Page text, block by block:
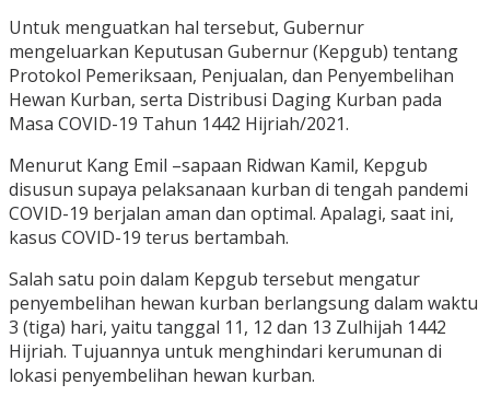
Untuk menguatkan hal tersebut, Gubernur
mengeluarkan Keputusan Gubernur (Kepgub) tentang
Protokol Pemeriksaan, Penjualan, dan Penyembelihan
Hewan Kurban, serta Distribusi Daging Kurban pada
Masa COVID-19 Tahun 1442 Hijriah/2021.
Menurut Kang Emil –sapaan Ridwan Kamil, Kepgub
disusun supaya pelaksanaan kurban di tengah pandemi
COVID-19 berjalan aman dan optimal. Apalagi, saat ini,
kasus COVID-19 terus bertambah.
Salah satu poin dalam Kepgub tersebut mengatur
penyembelihan hewan kurban berlangsung dalam waktu
3 (tiga) hari, yaitu tanggal 11, 12 dan 13 Zulhijah 1442
Hijriah. Tujuannya untuk menghindari kerumunan di
lokasi penyembelihan hewan kurban.